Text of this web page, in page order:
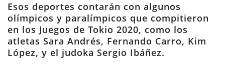
Esos deportes contarán con algunos
olímpicos y paralímpicos que compitieron
en los Juegos de Tokio 2020, como los
atletas Sara Andrés, Fernando Carro, Kim
López, y el judoka Sergio Ibáñez.